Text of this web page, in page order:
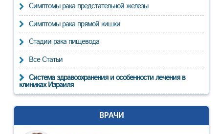
Симптомы рака предстательной железы
Симптомы рака прямой кишки
Стадии рака пищевода
Все Статьи
Система здравоохранения и особенности лечения в
клиниках Израиля
ВРАЧИ